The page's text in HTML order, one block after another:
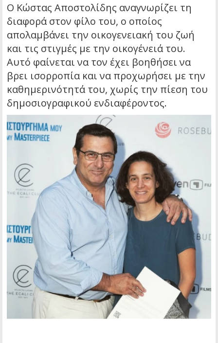
Ο Κώστας Αποστολίδης αναγνωρίζει τη
διαφορά στον φίλο του, ο οποίος
απολαμβάνει την οικογενειακή του ζωή
και τις στιγμές με την οικογένειά του.
Αυτό φαίνεται να τον έχει βοηθήσει να
βρει ισορροπία και να προχωρήσει με την
καθημερινότητά του, χωρίς την πίεση του
δημοσιογραφικού ενδιαφέροντος.